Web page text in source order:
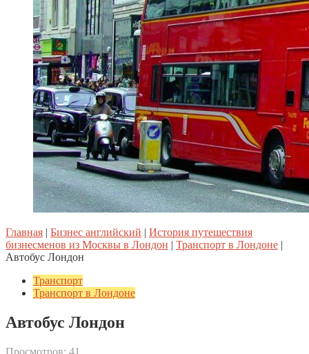
Главная | Бизнес английский | История путешествия
бизнесменов из Москвы в Лондон | Транспорт в Лондоне |
Автобус Лондон
Транспорт
Транспорт в Лондоне
Автобус Лондон
Просмотров: 41